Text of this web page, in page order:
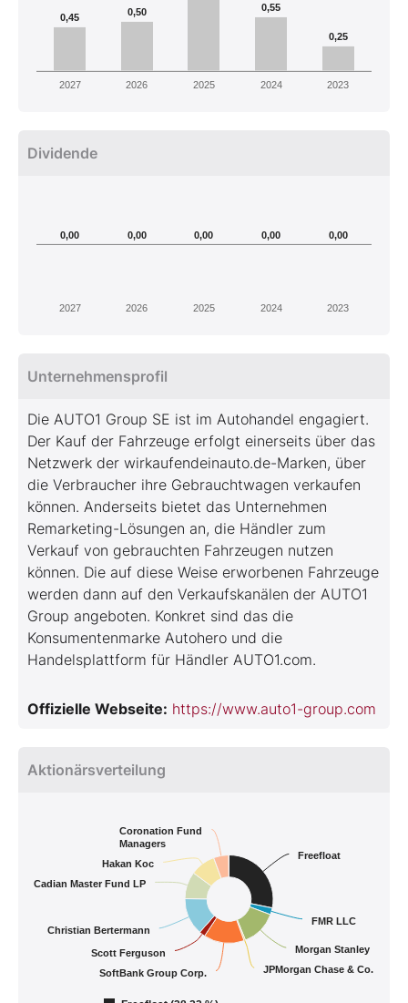
0,45 0,50
0,55
0,25
2027 2026 2025 2024 2023
Dividende
0,00 0,00 0,00 0,00 0,00
2027 2026 2025 2024 2023
Unternehmensprofil
Die AUTO1 Group SE ist im Autohandel engagiert.
Der Kauf der Fahrzeuge erfolgt einerseits über das
Netzwerk der wirkaufendeinauto.de-Marken, über
die Verbraucher ihre Gebrauchtwagen verkaufen
können. Anderseits bietet das Unternehmen
Remarketing-Lösungen an, die Händler zum
Verkauf von gebrauchten Fahrzeugen nutzen
können. Die auf diese Weise erworbenen Fahrzeuge
werden dann auf den Verkaufskanälen der AUTO1
Group angeboten. Konkret sind das die
Konsumentenmarke Autohero und die
Handelsplattform für Händler AUTO1.com.
Offizielle Webseite: https://www.auto1-group.com
Aktionärsverteilung
Freefloat
FMR LLC
Morgan Stanley
JPMorgan Chase & Co.
SoftBank Group Corp.
Scott Ferguson
Christian Bertermann
Cadian Master Fund LP
Hakan Koc
Coronation Fund
Managers